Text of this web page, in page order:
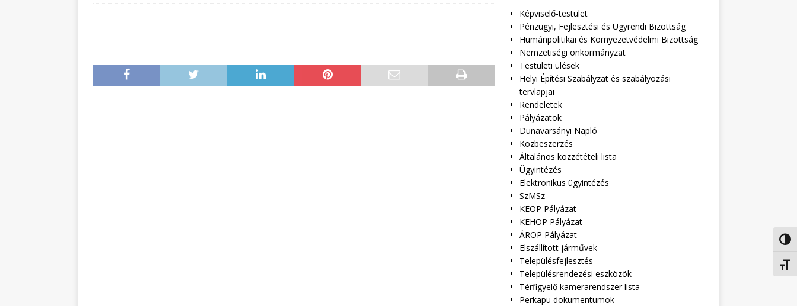
Képviselő-testület
Pénzügyi, Fejlesztési és Ügyrendi Bizottság
Humánpolitikai és Környezetvédelmi Bizottság
Nemzetiségi önkormányzat
Testületi ülések
Helyi Építési Szabályzat és szabályozási
tervlapjai
Rendeletek
Pályázatok
Dunavarsányi Napló
Közbeszerzés
Általános közzétételi lista
Ügyintézés
Elektronikus ügyintézés
SzMSz
KEOP Pályázat
KEHOP Pályázat
ÁROP Pályázat
Elszállított járművek
Településfejlesztés
Településrendezési eszközök
Térfigyelő kamerarendszer lista
Perkapu dokumentumok